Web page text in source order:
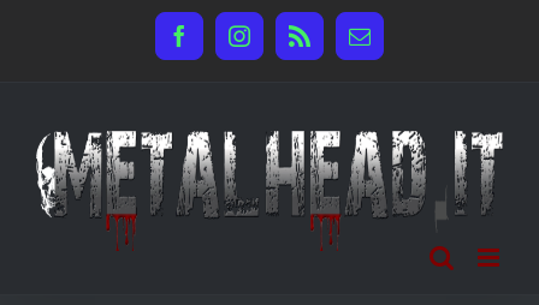
FacebookInstagram
Rss Email